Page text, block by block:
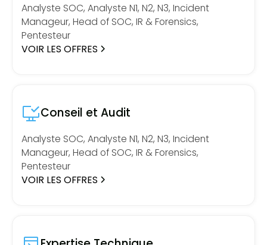
Analyste SOC, Analyste N1, N2, N3, Incident
Manageur, Head of SOC, IR & Forensics,
Pentesteur
VOIR LES OFFRES
Conseil et Audit
Analyste SOC, Analyste N1, N2, N3, Incident
Manageur, Head of SOC, IR & Forensics,
Pentesteur
VOIR LES OFFRES